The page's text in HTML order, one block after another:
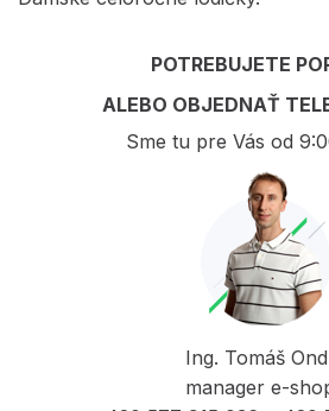
POTREBUJETE
ALEBO OBJEDNAŤ
Sme tu pre Vás od
Ing. Tomáš
manager e-